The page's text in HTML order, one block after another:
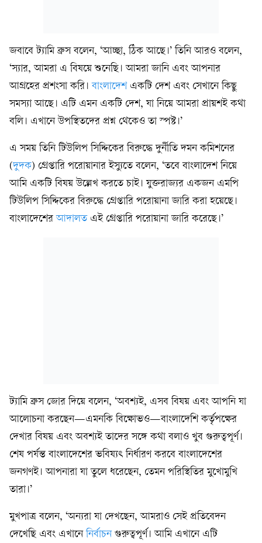
জবাবে ট্যামি ব্রুস বলেন, ‘আচ্ছা, ঠিক আছে।’ তিনি আরও বলেন,
‘স্যার, আমরা এ বিষয়ে শুনেছি। আমরা জানি এবং আপনার
আগ্রহের প্রশংসা করি।বাংলাদেশএকটি দেশ এবং সেখানে কিছু
সমস্যা আছে। এটি এমন একটি দেশ, যা নিয়ে আমরা প্রায়শই কথা
বলি। এখানে উপস্থিতদের প্রশ্ন থেকেও তা স্পষ্ট।’
এ সময় তিনি টিউলিপ সিদ্দিকের বিরুদ্ধে দুর্নীতি দমন কমিশনের
(দুদক) গ্রেপ্তারি পরোয়ানার ইস্যুতে বলেন, ‘তবে বাংলাদেশ নিয়ে
আমি একটি বিষয় উল্লেখ করতে চাই। যুক্তরাজ্যর একজন এমপি
টিউলিপ সিদ্দিকের বিরুদ্ধে গ্রেপ্তারি পরোয়ানা জারি করা হয়েছে।
বাংলাদেশেরআদালতএই গ্রেপ্তারি পরোয়ানা জারি করেছে।’
ট্যামি ব্রুস জোর দিয়ে বলেন, ‘অবশ্যই, এসব বিষয় এবং আপনি যা
আলোচনা করছেন—এমনকি বিক্ষোভও—বাংলাদেশি কর্তৃপক্ষের
দেখার বিষয় এবং অবশ্যই তাদের সঙ্গে কথা বলাও খুব গুরুত্বপূর্ণ।
শেষ পর্যন্ত বাংলাদেশের ভবিষ্যৎ নির্ধারণ করবে বাংলাদেশের
জনগণই। আপনারা যা তুলে ধরেছেন, তেমন পরিস্থিতির মুখোমুখি
তারা।’
মুখপাত্র বলেন, ‘অন্যরা যা দেখছেন, আমরাও সেই প্রতিবেদন
দেখেছি এবং এখানেনির্বাচনগুরুত্বপূর্ণ। আমি এখানে এটি